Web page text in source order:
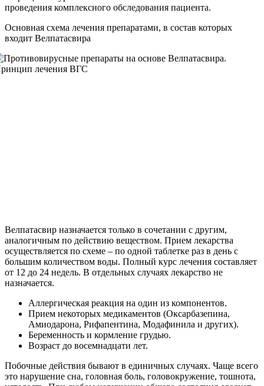
проведения комплексного обследования пациента.
Основная схема лечения препаратами, в состав которых
входит Велпатасвира
Велпатасвир назначается только в сочетании с другим,
аналогичным по действию веществом. Прием лекарства
осуществляется по схеме – по одной таблетке раз в день с
большим количеством воды. Полный курс лечения составляет
от 12 до 24 недель. В отдельных случаях лекарство не
назначается.
Аллергическая реакция на один из компонентов.
Прием некоторых медикаментов (Оксарбазепина,
Амиодарона, Рифапентина, Модафинила и других).
Беременность и кормление грудью.
Возраст до восемнадцати лет.
Побочные действия бывают в единичных случаях. Чаще всего
это нарушение сна, головная боль, головокружение, тошнота,